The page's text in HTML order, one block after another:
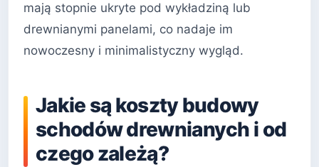
mają stopnie ukryte pod wykładziną lub
drewnianymi panelami, co nadaje im
nowoczesny i minimalistyczny wygląd.
Jakie są koszty budowy
schodów drewnianych i od
czego zależą?